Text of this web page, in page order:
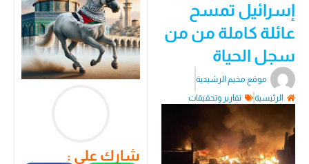
إسرائيل تمسح
عائلة كاملة من من
سجل الحياة
موقع مخيم الرشيدية
الرئيسية
تقارير وتحقيقات
شارك على :